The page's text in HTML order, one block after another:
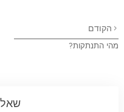
הקודם
מהי התנתקות?